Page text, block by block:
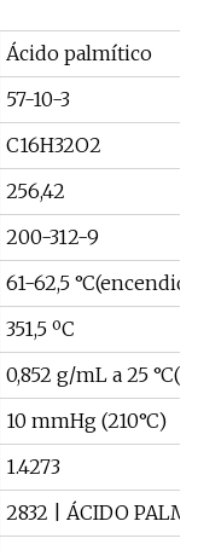
Ácido palmítico
57-10-3
C16H32O2
256,42
200-312-9
61-62,5
351,5 ºC
0,852 g/mL a 25
10 mmHg (210°C)
1.4273
2832 | ÁCIDO